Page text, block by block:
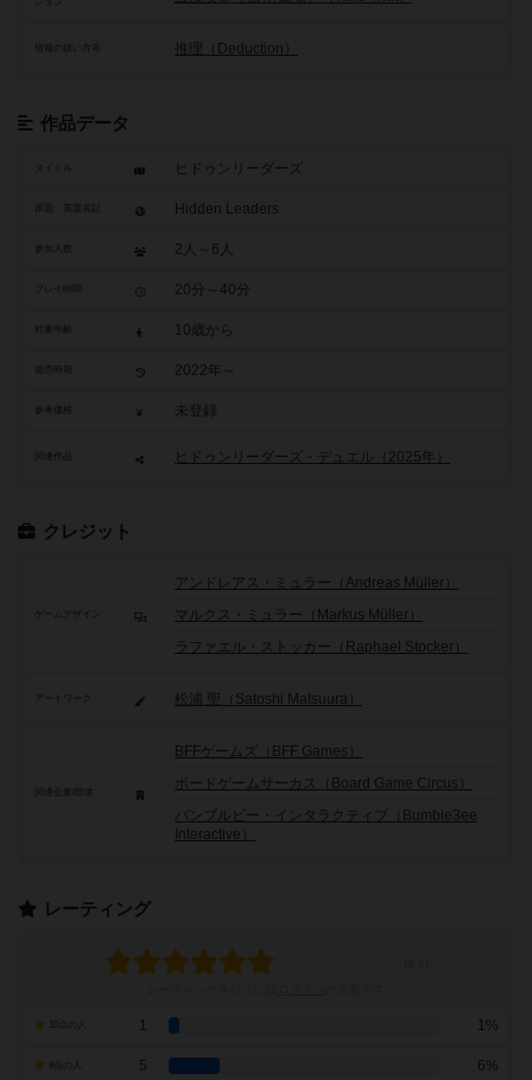
推理（Deduction）
作品データ
タイトル ヒドゥンリーダーズ
Hidden Leaders
参加人数 2人～6人
20分～40分
10歳から
2022年～
参考価格 未登録
関連作品 ヒドゥンリーダーズ・デュエル（2025年）
クレジット
ゲームデザイン
アンドレアス・ミュラー（Andreas Müller）
マルクス・ミュラー（Markus Müller）
ラファエル・ストッカー（Raphael Stocker）
アートワーク 松浦 聖（Satoshi Matsuura）
BFFゲームズ（BFF Games）
ボードゲームサーカス（Board Game Circus）
バンブルビー・インタラクティブ（Bumble3ee
Interactive）
レーティング
1 1%
5 6%